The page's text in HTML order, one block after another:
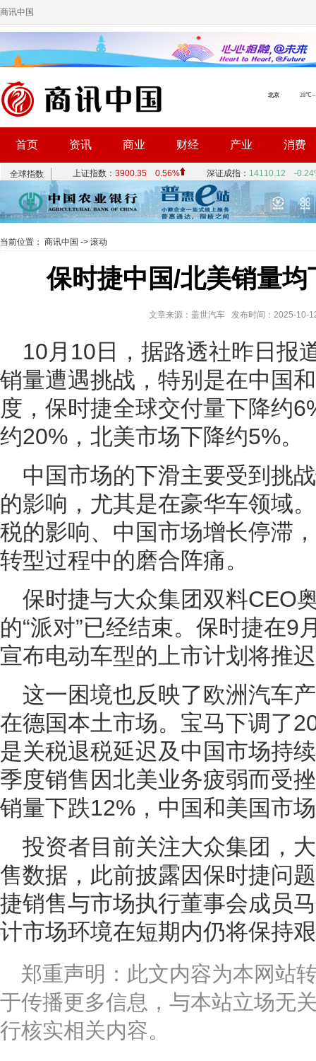
商讯中国
首页 资讯 商业 财经 产业 消费
当前位置： 商讯中国 -> 滚动
保时捷中国/北美销量
文章来源：盖世汽车 发布时间：2025-
10月10日，据路透社昨日报
销量遭遇挑战，特别是在中国
度，保时捷全球交付量下降约
约20%，北美市场下降约5%。
中国市场的下滑主要受到挑
的影响，尤其是在豪华车领域
税的影响、中国市场增长停滞
转型过程中的磨合阵痛。
保时捷与大众集团双料CEO
的“派对”已经结束。保时捷在9
宣布电动车型的上市计划将推
这一困境也反映了欧洲汽车
在德国本土市场。宝马下调了
是关税退税延迟及中国市场持
季度销售因北美业务疲弱而受
销量下跌12%，中国和美国市
投资者目前关注大众集团，
售数据，此前披露因保时捷问
捷销售与市场执行董事会成员
计市场环境在短期内仍将保持
郑重声明：此文内容为本网站
于传播更多信息，与本站立场无
行核实相关内容。